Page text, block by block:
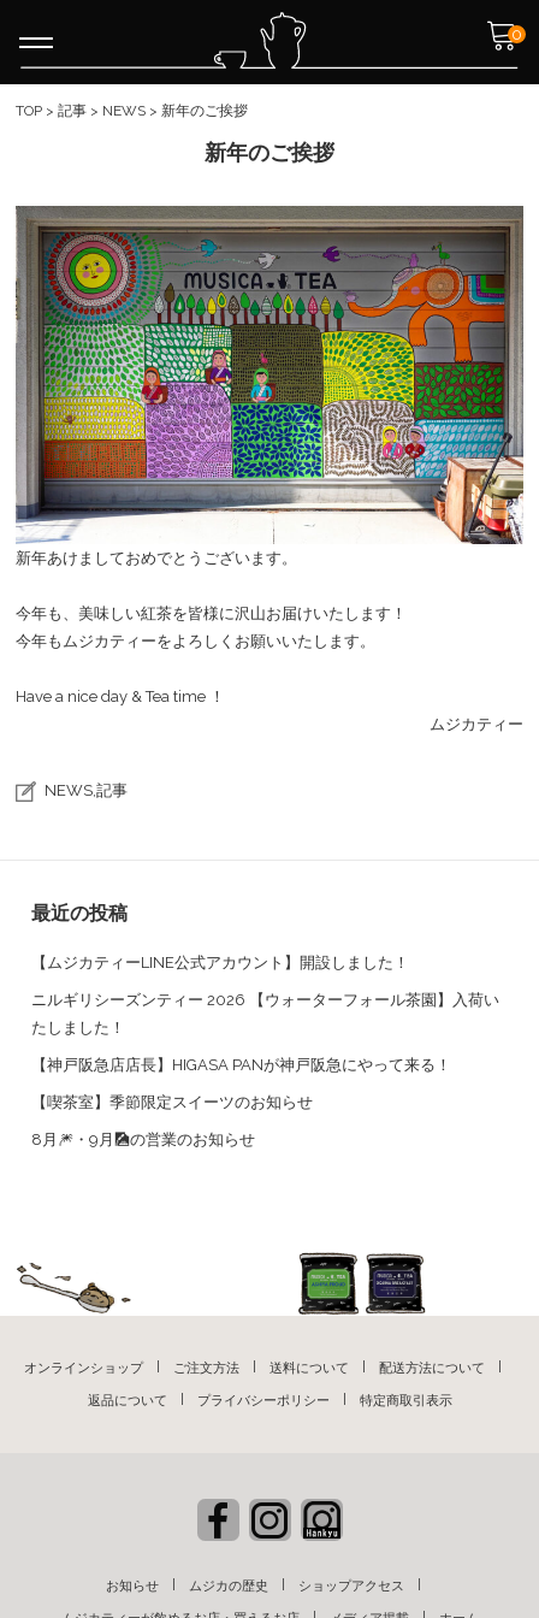
0
TOP > 記事 > NEWS > 新年のご挨拶
新年のご挨拶
新年あけましておめでとうございます。
今年も、美味しい紅茶を皆様に沢山お届けいたします！
今年もムジカティーをよろしくお願いいたします。
Have a nice day & Tea time ！
ムジカティー
NEWS,記事
最近の投稿
【ムジカティーLINE公式アカウント】開設しました！
ニルギリシーズンティー 2026 【ウォーターフォール茶園】入荷い
たしました！
【神戸阪急店店長】HIGASA PANが神戸阪急にやって来る！
【喫茶室】季節限定スイーツのお知らせ
8月🎆・9月🎑の営業のお知らせ
オンラインショップ ご注文方法 送料について 配送方法について
返品について プライバシーポリシー 特定商取引表示
お知らせ ムジカの歴史 ショップアクセス